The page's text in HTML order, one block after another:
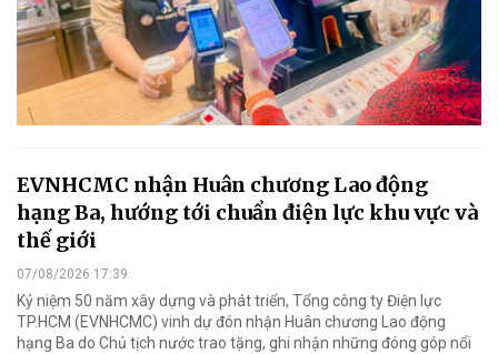
EVNHCMC nhận Huân chương Lao động
hạng Ba, hướng tới chuẩn điện lực khu vực và
thế giới
07/08/2026 17:39
Kỷ niệm 50 năm xây dựng và phát triển, Tổng công ty Điện lực
TP.HCM (EVNHCMC) vinh dự đón nhận Huân chương Lao động
hạng Ba do Chủ tịch nước trao tặng, ghi nhận những đóng góp nổi